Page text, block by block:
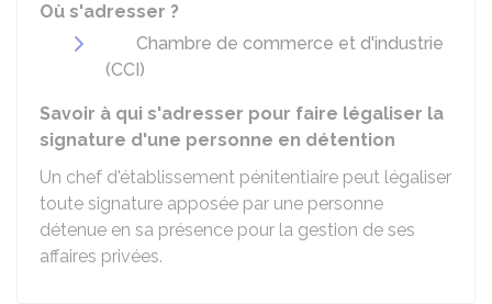
Où s'adresser ?
Chambre de commerce et d'industrie
(CCI)
Savoir à qui s'adresser pour faire légaliser la
signature d'une personne en détention
Un chef d'établissement pénitentiaire peut légaliser
toute signature apposée par une personne
détenue en sa présence pour la gestion de ses
affaires privées.